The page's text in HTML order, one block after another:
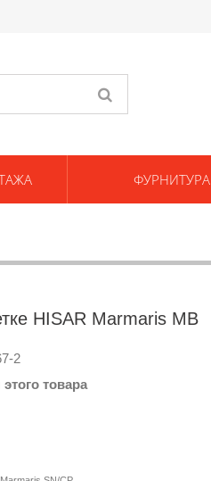
ФУРНИТУРА
HISAR Marmaris MB
2
товара